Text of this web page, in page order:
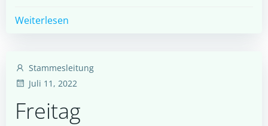
Weiterlesen
Stammesleitung
Juli 11, 2022
Freitag